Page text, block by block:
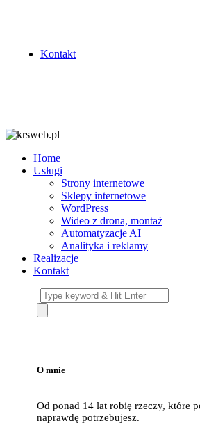
Kontakt
Home
Usługi
Strony internetowe
Sklepy internetowe
WordPress
Wideo z drona, montaż
Automatyzacje AI
Analityka i reklamy
Realizacje
Kontakt
O mnie
Od ponad 14 lat robię rzeczy, które
naprawdę potrzebujesz.